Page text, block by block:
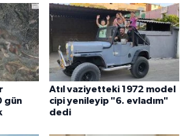
gün
Atıl vaziyetteki 1972 model
cipi yenileyip "6. evladım"
dedi